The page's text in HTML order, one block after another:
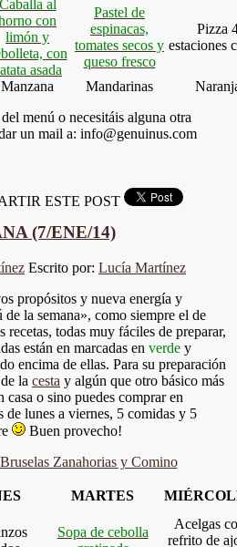
Caballa al
con
limón y
con
asada
Pastel de
espinacas,
tomates secos y
queso fresco
Pizza
estaciones
Manzana Mandarinas
menú o necesitáis alguna otra
un mail a: info@genuinus.com
ESTE POST
(7/ENE/14)
Escrito por: Lucía Martínez
propósitos y nueva energía y
la semana», como siempre el de
recetas, todas muy fáciles de preparar,
están en marcadas en verde y
encima de ellas. Para su preparación
la cesta y algún que otro básico más
casa o sino puedes comprar en
de lunes a viernes, 5 comidas y 5
Buen provecho!
MARTES
Sopa de cebolla
Acelgas
refrito de